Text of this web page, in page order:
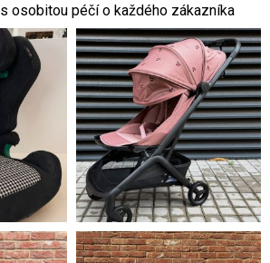
s osobitou péčí o každého zákazníka